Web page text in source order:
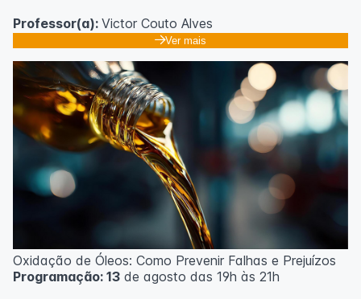
Professor(a): Victor Couto Alves
Ver mais
Oxidação de Óleos: Como Prevenir Falhas e Prejuízos
Programação: 13 de agosto das 19h às 21h